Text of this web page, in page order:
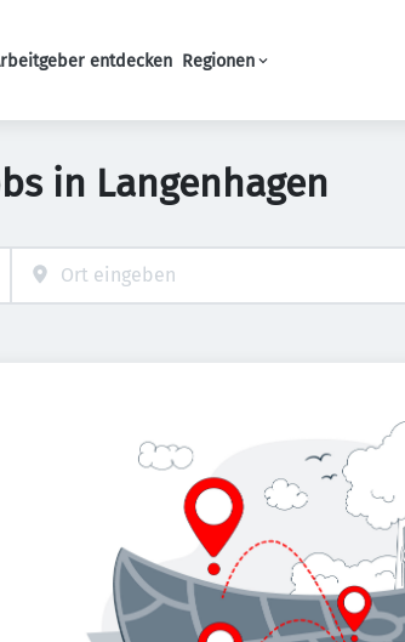
Navigation
entdecken Regionen
in Langenhagen